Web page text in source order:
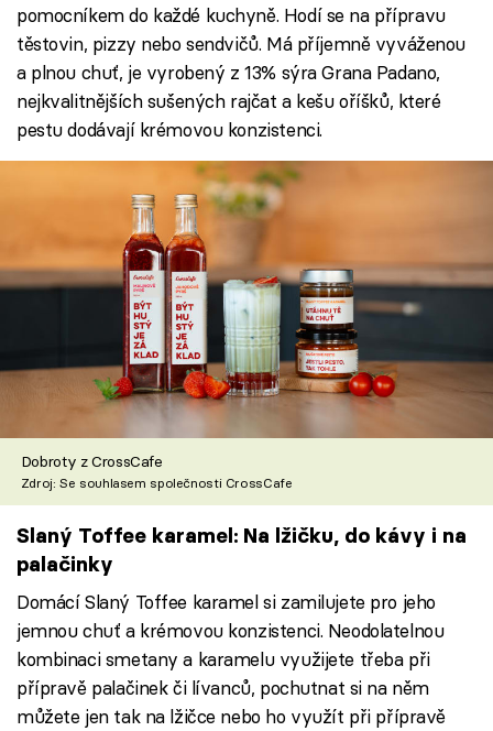
pomocníkem do každé kuchyně. Hodí se na přípravu
těstovin, pizzy nebo sendvičů. Má příjemně vyváženou
a plnou chuť, je vyrobený z 13% sýra Grana Padano,
nejkvalitnějších sušených rajčat a kešu oříšků, které
pestu dodávají krémovou konzistenci.
Dobroty z CrossCafe
Zdroj: Se souhlasem společnosti CrossCafe
Slaný Toffee karamel: Na lžičku, do kávy i na
palačinky
Domácí Slaný Toffee karamel si zamilujete pro jeho
jemnou chuť a krémovou konzistenci. Neodolatelnou
kombinaci smetany a karamelu využijete třeba při
přípravě palačinek či lívanců, pochutnat si na něm
můžete jen tak na lžičce nebo ho využít při přípravě